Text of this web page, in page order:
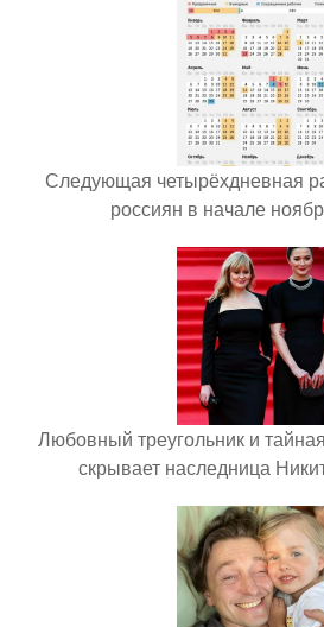
Следующая четырёхдневная
россиян в начале
Любовный треугольник и
скрывает наследница